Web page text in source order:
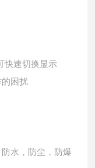
快速切换显示
困扰
水，防尘，防爆